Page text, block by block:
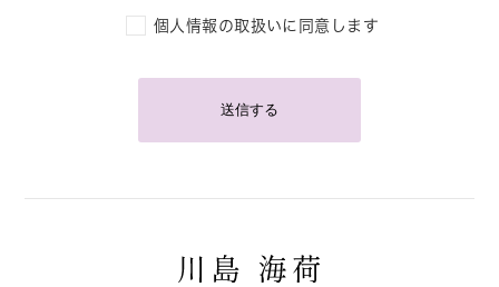
個人情報の取扱いに同意します